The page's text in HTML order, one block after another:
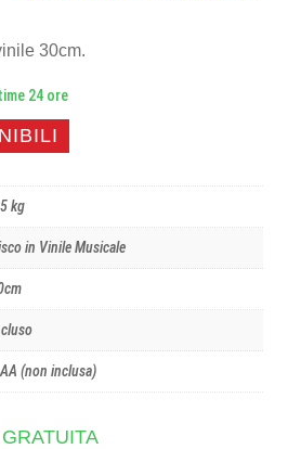
30cm.
24 ore
kg
in Vinile Musicale
(non inclusa)